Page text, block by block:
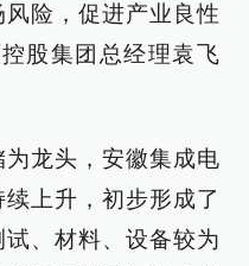
险，促进产业良性
股集团总经理袁飞
龙头，安徽集成电
上升，初步形成了
、材料、设备较为